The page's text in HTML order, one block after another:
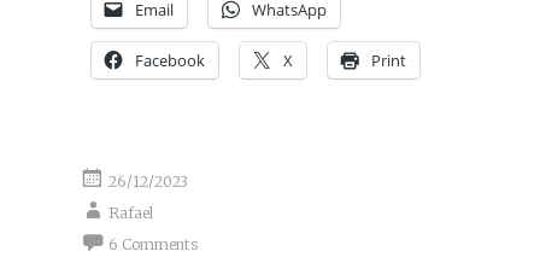
Email WhatsApp
Facebook X Print
26/12/2023
Rafael
6 Comments